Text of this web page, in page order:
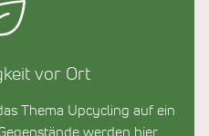
vor Ort
Thema Upcycling auf ein
werden hier